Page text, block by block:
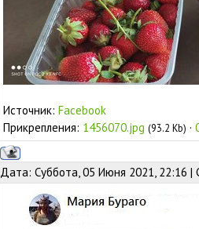
Источник: Facebook
Прикрепления: 1456070.jpg (93.2 Kb) ·
Дата: Суббота, 05 Июня 2021, 22:16